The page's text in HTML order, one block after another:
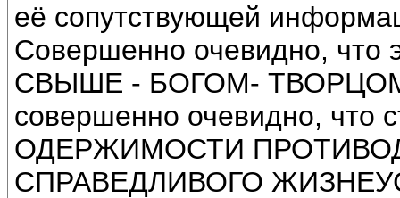
её сопутствующей
Совершенно очевидно, что
СВЫШЕ - БОГОМ-
совершенно очевидно,
ОДЕРЖИМОСТИ
СПРАВЕДЛИВОГО